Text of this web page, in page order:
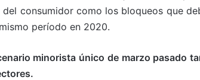
del consumidor como los bloqueos que
período en 2020.
minorista único de marzo pasado